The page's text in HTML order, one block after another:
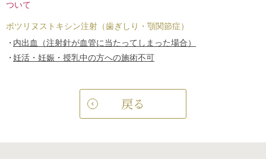
ついて
ボツリヌストキシン注射（歯ぎしり・顎関節症）
内出血（注射針が血管に当たってしまった場合）
妊活・妊娠・授乳中の方への施術不可
戻る